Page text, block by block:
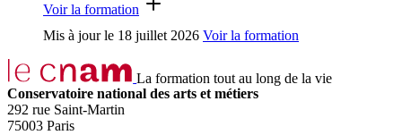
Voir la formation
Mis à jour le 18 juillet 2026 Voir la formation
La formation tout au long de la vie
Conservatoire national des arts et métiers
292 rue Saint-Martin
75003 Paris